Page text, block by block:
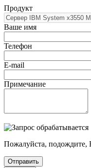
Продукт
Ваше имя
Телефон
E-mail
Примечание
Пожалуйста, подождите,
Отправить